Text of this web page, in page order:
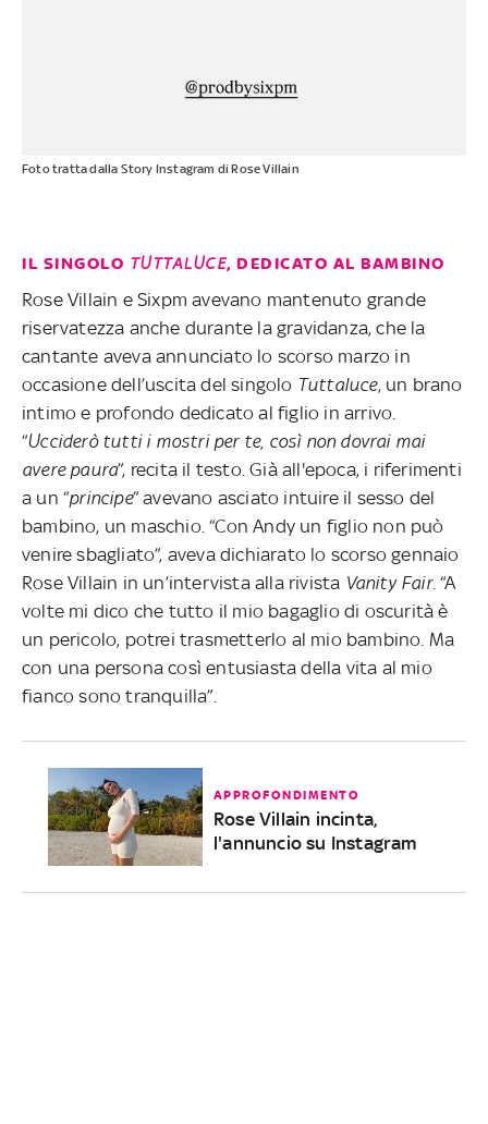
Foto tratta dalla Story Instagram di Rose Villain
IL SINGOLO TUTTALUCE, DEDICATO AL BAMBINO
Rose Villain e Sixpm avevano mantenuto grande
riservatezza anche durante la gravidanza, che la
cantante aveva annunciato lo scorso marzo in
occasione dell’uscita del singolo Tuttaluce, un brano
intimo e profondo dedicato al figlio in arrivo.
“Ucciderò tutti i mostri per te, così non dovrai mai
avere paura”, recita il testo. Già all'epoca, i riferimenti
a un “principe” avevano asciato intuire il sesso del
bambino, un maschio. “Con Andy un figlio non può
venire sbagliato”, aveva dichiarato lo scorso gennaio
Rose Villain in un’intervista alla rivista Vanity Fair. “A
volte mi dico che tutto il mio bagaglio di oscurità è
un pericolo, potrei trasmetterlo al mio bambino. Ma
con una persona così entusiasta della vita al mio
fianco sono tranquilla”.
APPROFONDIMENTO
Rose Villain incinta,
l'annuncio su Instagram